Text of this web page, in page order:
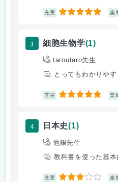
充実 5 楽
3 細胞生物学(1)
taroutaro先生
とってもわかりや
充実 5 楽
4 日本史(1)
他銀先生
教科書を使った基
充実 3 楽